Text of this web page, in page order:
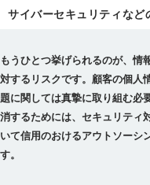
サイバーセキュリティなど
もうひとつ挙げられるのが、情
対するリスクです。顧客の個人
題に関しては真摯に取り組む必
消するためには、セキュリティ
いて信用のおけるアウトソーシ
す。